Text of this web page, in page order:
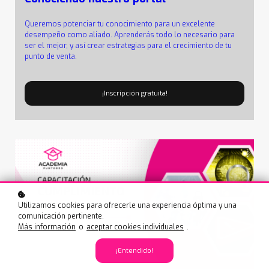
Queremos potenciar tu conocimiento para un excelente
desempeño como aliado. Aprenderás todo lo necesario para
ser el mejor, y así crear estrategias para el crecimiento de tu
punto de venta.
¡Inscripción gratuita!
Utilizamos cookies para ofrecerle una experiencia óptima y una
comunicación pertinente.
Más información o aceptar cookies individuales .
¡Entendido!